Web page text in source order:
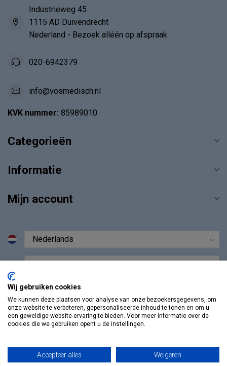
Industrieweg 45
1115 AD Duivendrecht
Nederland - Bezoek alléén op afspraak
020-6942379
info@vosmedisch.nl
KVK nummer: 85989010
Categorieën
Informatie
Mijn account
Wij gebruiken cookies
We kunnen deze plaatsen voor analyse van onze bezoekersgegevens, om
onze website te verbeteren, gepersonaliseerde inhoud te tonen en om u
een geweldige website-ervaring te bieden. Voor meer informatie over de
cookies die we gebruiken opent u de instellingen.
Accepteer alles Weigeren